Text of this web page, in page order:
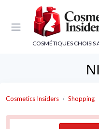
COSMÉTIQUES CHOISIS
Cosmetics Insiders Shopping
Panneau de gestion des